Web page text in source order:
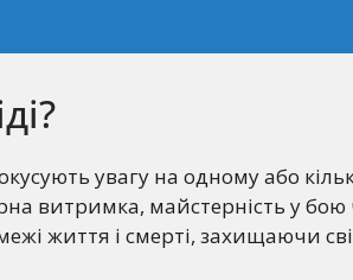
увагу на одному або
витримка, майстерність у
життя і смерті, захищаючи